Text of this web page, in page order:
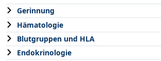
Gerinnung
Hämatologie
Blutgruppen und HLA
Endokrinologie